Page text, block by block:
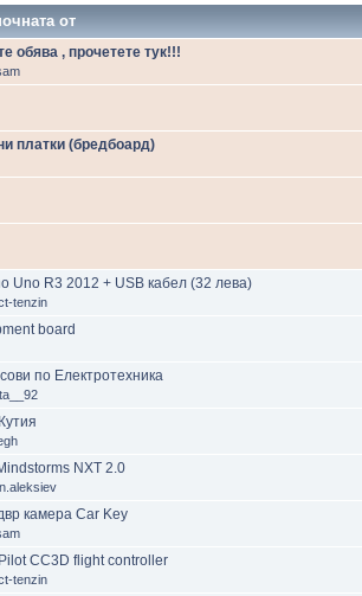
от
обява , прочетете тук!!!
платки (бредбоард)
Uno R3 2012 + USB кабел (32 лева)
tenzin
board
по Електротехника
NXT 2.0
камера Car Key
CC3D flight controller
tenzin